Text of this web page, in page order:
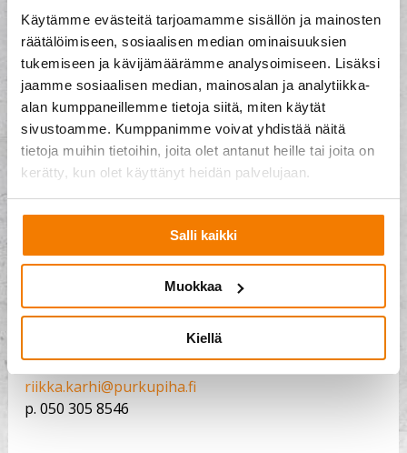
Käytämme evästeitä tarjoamamme sisällön ja mainosten
räätälöimiseen, sosiaalisen median ominaisuuksien
tukemiseen ja kävijämäärämme analysoimiseen. Lisäksi
jaamme sosiaalisen median, mainosalan ja analytiikka-
alan kumppaneillemme tietoja siitä, miten käytät
sivustoamme. Kumppanimme voivat yhdistää näitä
tietoja muihin tietoihin, joita olet antanut heille tai joita on
kerätty, kun olet käyttänyt heidän palvelujaan.
Salli kaikki
Muokkaa
Kiellä
Rakennus- ja
purkujätteiden vastaanotto
Pääkaupunkiseutu ja
Päijät-Häme
Liiketoimintapäällikkö
kari.karppanen@purkupiha.fi
Palvelupäällikkö, kierrätys
riikka.karhi@purkupiha.fi
p.050 305 8546